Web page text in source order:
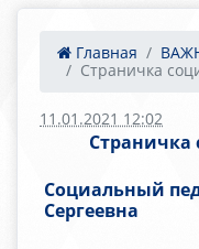
Главная
Страничка
11.01.2021 12:02
Страничка
Социальный
Сергеевна